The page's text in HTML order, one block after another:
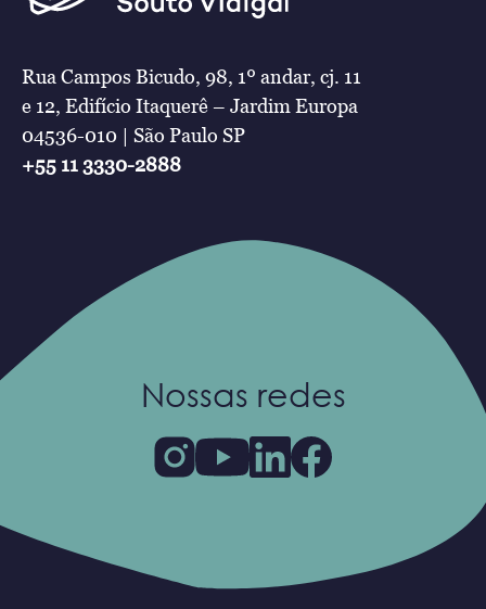
Rua Campos Bicudo, 98, 1º andar, cj. 11
e 12, Edifício Itaquerê – Jardim Europa
04536-010 | São Paulo SP
+55 11 3330-2888
Nossas redes